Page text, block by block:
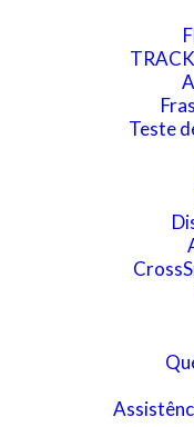
Teste